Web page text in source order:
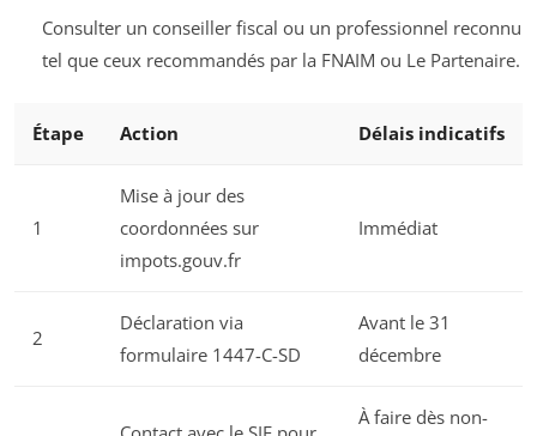
Consulter un conseiller fiscal ou un professionnel reconnu
tel que ceux recommandés par la FNAIM ou Le Partenaire.
Étape Action Délais indicatifs
1
Mise à jour des
coordonnées sur
impots.gouv.fr
Immédiat
2
Déclaration via
formulaire 1447-C-SD
Avant le 31
décembre
À faire dès non-